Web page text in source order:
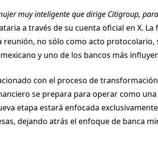
muy inteligente que dirige Citigroup,
a través de su cuenta oficial en X.
reunión, no sólo como acto
y uno de los bancos más
con el proceso de
se prepara para operar como
etapa estará enfocada
dejando atrás el enfoque de banca